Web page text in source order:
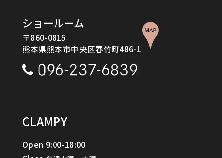
ショールーム
〒860-0815
熊本県熊本市中央区春竹町486-1
CLAMPY
Open 9:00-18:00